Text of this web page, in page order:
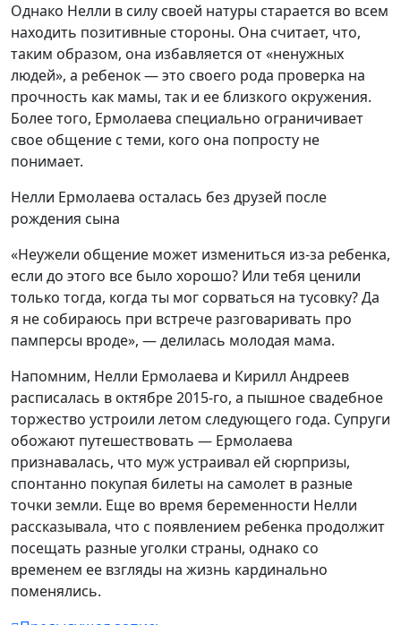
Однако Нелли в силу своей натуры старается во всем
находить позитивные стороны. Она считает, что,
таким образом, она избавляется от «ненужных
людей», а ребенок — это своего рода проверка на
прочность как мамы, так и ее близкого окружения.
Более того, Ермолаева специально ограничивает
свое общение с теми, кого она попросту не
понимает.
Нелли Ермолаева осталась без друзей после
рождения сына
«Неужели общение может измениться из-за ребенка,
если до этого все было хорошо? Или тебя ценили
только тогда, когда ты мог сорваться на тусовку? Да
я не собираюсь при встрече разговаривать про
памперсы вроде», — делилась молодая мама.
Напомним, Нелли Ермолаева и Кирилл Андреев
расписалась в октябре 2015-го, а пышное свадебное
торжество устроили летом следующего года. Супруги
обожают путешествовать — Ермолаева
признавалась, что муж устраивал ей сюрпризы,
спонтанно покупая билеты на самолет в разные
точки земли. Еще во время беременности Нелли
рассказывала, что с появлением ребенка продолжит
посещать разные уголки страны, однако со
временем ее взгляды на жизнь кардинально
поменялись.